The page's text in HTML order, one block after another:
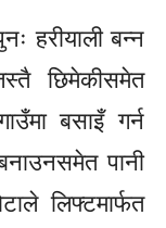
हरीयाली बन्न
छिमेकीसमेत
बसाइँ गर्न
पानी
लिफ्टमार्फत